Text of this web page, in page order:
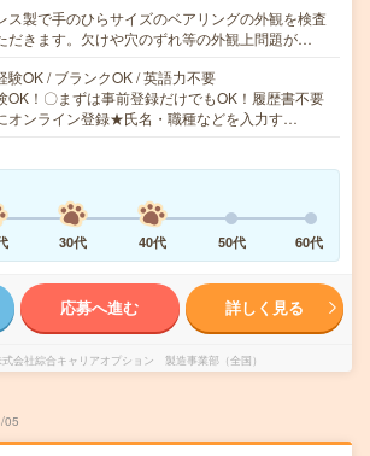
ス製で手のひらサイズのベアリングの外観を検査
だきます。欠けや穴のずれ等の外観上問題が…
験OK / ブランクOK / 英語力不要
！〇まずは事前登録だけでもOK！履歴書不要
オンライン登録★氏名・職種などを入力す…
30代 40代 50代 60代
応募へ進む 詳しく見る
式会社綜合キャリアオプション 製造事業部（全国）
05